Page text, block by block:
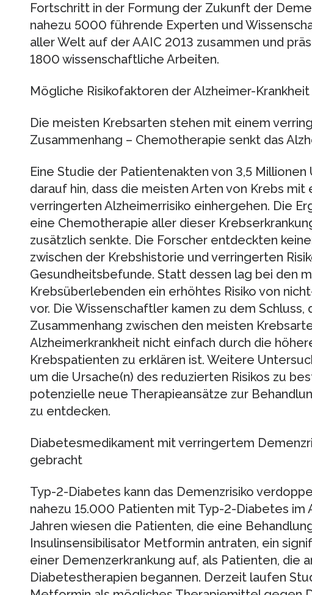
Fortschritt in der Formung der Zukunft der
nahezu 5000 führende Experten und
aller Welt auf der AAIC 2013 zusammen und
1800 wissenschaftliche Arbeiten.
Mögliche Risikofaktoren der Alzheimer-Krankheit
Die meisten Krebsarten stehen mit einem
Zusammenhang – Chemotherapie senkt das
Eine Studie der Patientenakten von 3,5
darauf hin, dass die meisten Arten von Krebs mit
verringerten Alzheimerrisiko einhergehen. Die
eine Chemotherapie aller dieser
zusätzlich senkte. Die Forscher entdeckten
zwischen der Krebshistorie und verringerten
Gesundheitsbefunde. Statt dessen lag bei den
Krebsüberlebenden ein erhöhtes Risiko von
vor. Die Wissenschaftler kamen zu dem
Zusammenhang zwischen den meisten
Alzheimerkrankheit nicht einfach durch die
Krebspatienten zu erklären ist. Weitere
um die Ursache(n) des reduzierten Risikos zu
potenzielle neue Therapieansätze zur
zu entdecken.
Diabetesmedikament mit verringertem
gebracht
Typ-2-Diabetes kann das Demenzrisiko
nahezu 15.000 Patienten mit Typ-2-Diabetes im
Jahren wiesen die Patienten, die eine
Insulinsensibilisator Metformin antraten, ein
einer Demenzerkrankung auf, als Patienten, die
Diabetestherapien begannen. Derzeit laufen